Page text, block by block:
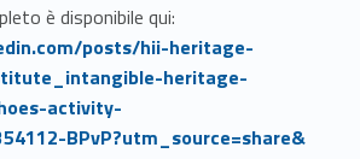
è disponibile qui:
posts/hii-heritage-
heritage-
activity-
BPvP?utm_source=share&